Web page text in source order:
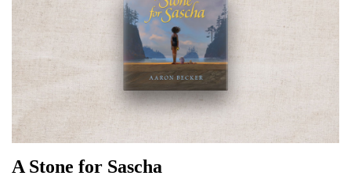
A Stone for Sascha